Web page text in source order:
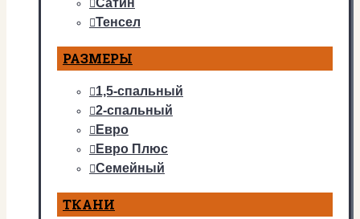
Сатин
Тенсел
РАЗМЕРЫ
1,5-спальный
2-спальный
Евро
Евро Плюс
Семейный
ТКАНИ